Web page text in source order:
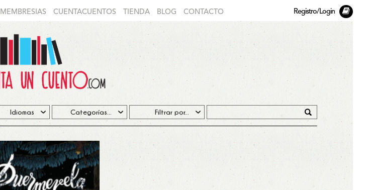
MEMBRESIAS CUENTACUENTOS TIENDA BLOG CONTACTO Registro/Login